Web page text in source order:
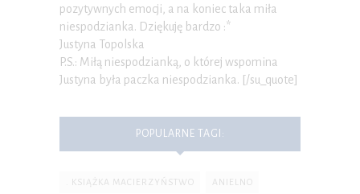
pozytywnych emocji, a na koniec taka miła
niespodzianka. Dziękuję bardzo :*
Justyna Topolska
P.S.: Miłą niespodzianką, o której wspomina
Justyna była paczka niespodzianka. [/su_quote]
POPULARNE TAGI:
. KSIĄŻKA MACIERZYŃSTWO ANIELNO